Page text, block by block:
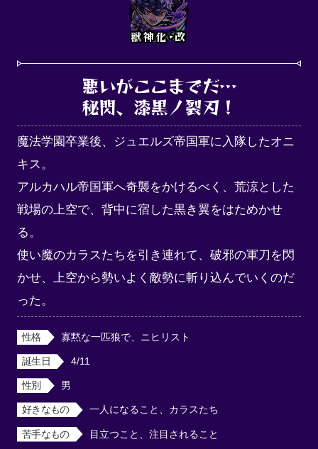
獣神化･改
悪いがここまでだ…
秘閃、漆黒ノ裂刃！
魔法学園卒業後、ジュエルズ帝国軍に入隊したオニ
キス。
アルカハル帝国軍へ奇襲をかけるべく、荒涼とした
戦場の上空で、背中に宿した黒き翼をはためかせ
る。
使い魔のカラスたちを引き連れて、破邪の軍刀を閃
かせ、上空から勢いよく敵勢に斬り込んでいくのだ
った。
性格 寡黙な一匹狼で、ニヒリスト
誕生日 4/11
性別 男
好きなもの 一人になること、カラスたち
苦手なもの 目立つこと、注目されること